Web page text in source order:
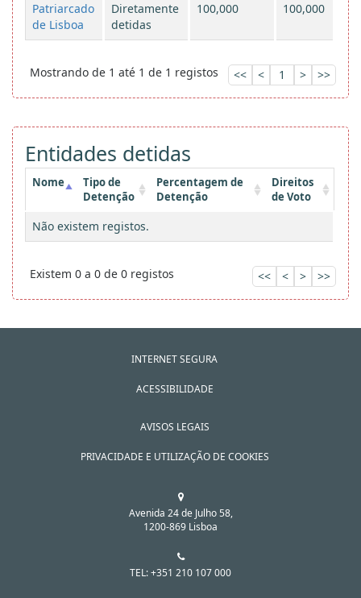
Patriarcado
de Lisboa
Diretamente
detidas
100,000 100,000
Mostrando de 1 até 1 de 1 registos << < 1 > >>
Entidades detidas
Nome
Tipo de
Detenção
Percentagem de
Detenção
Direitos
de Voto
Não existem registos.
Existem 0 a 0 de 0 registos << < > >>
INTERNET SEGURA
ACESSIBILIDADE
AVISOS LEGAIS
PRIVACIDADE E UTILIZAÇÃO DE COOKIES
Avenida 24 de Julho 58,
1200-869 Lisboa
TEL: +351 210 107 000